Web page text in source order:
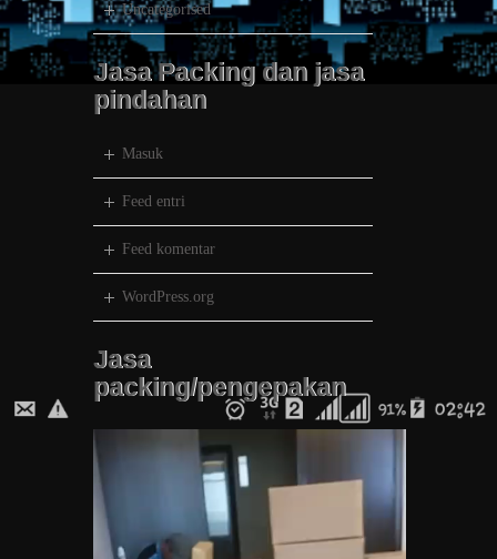
Uncategorised
Jasa Packing dan jasa
pindahan
Masuk
Feed entri
Feed komentar
WordPress.org
Jasa
packing/pengepakan
Pemutar
Video